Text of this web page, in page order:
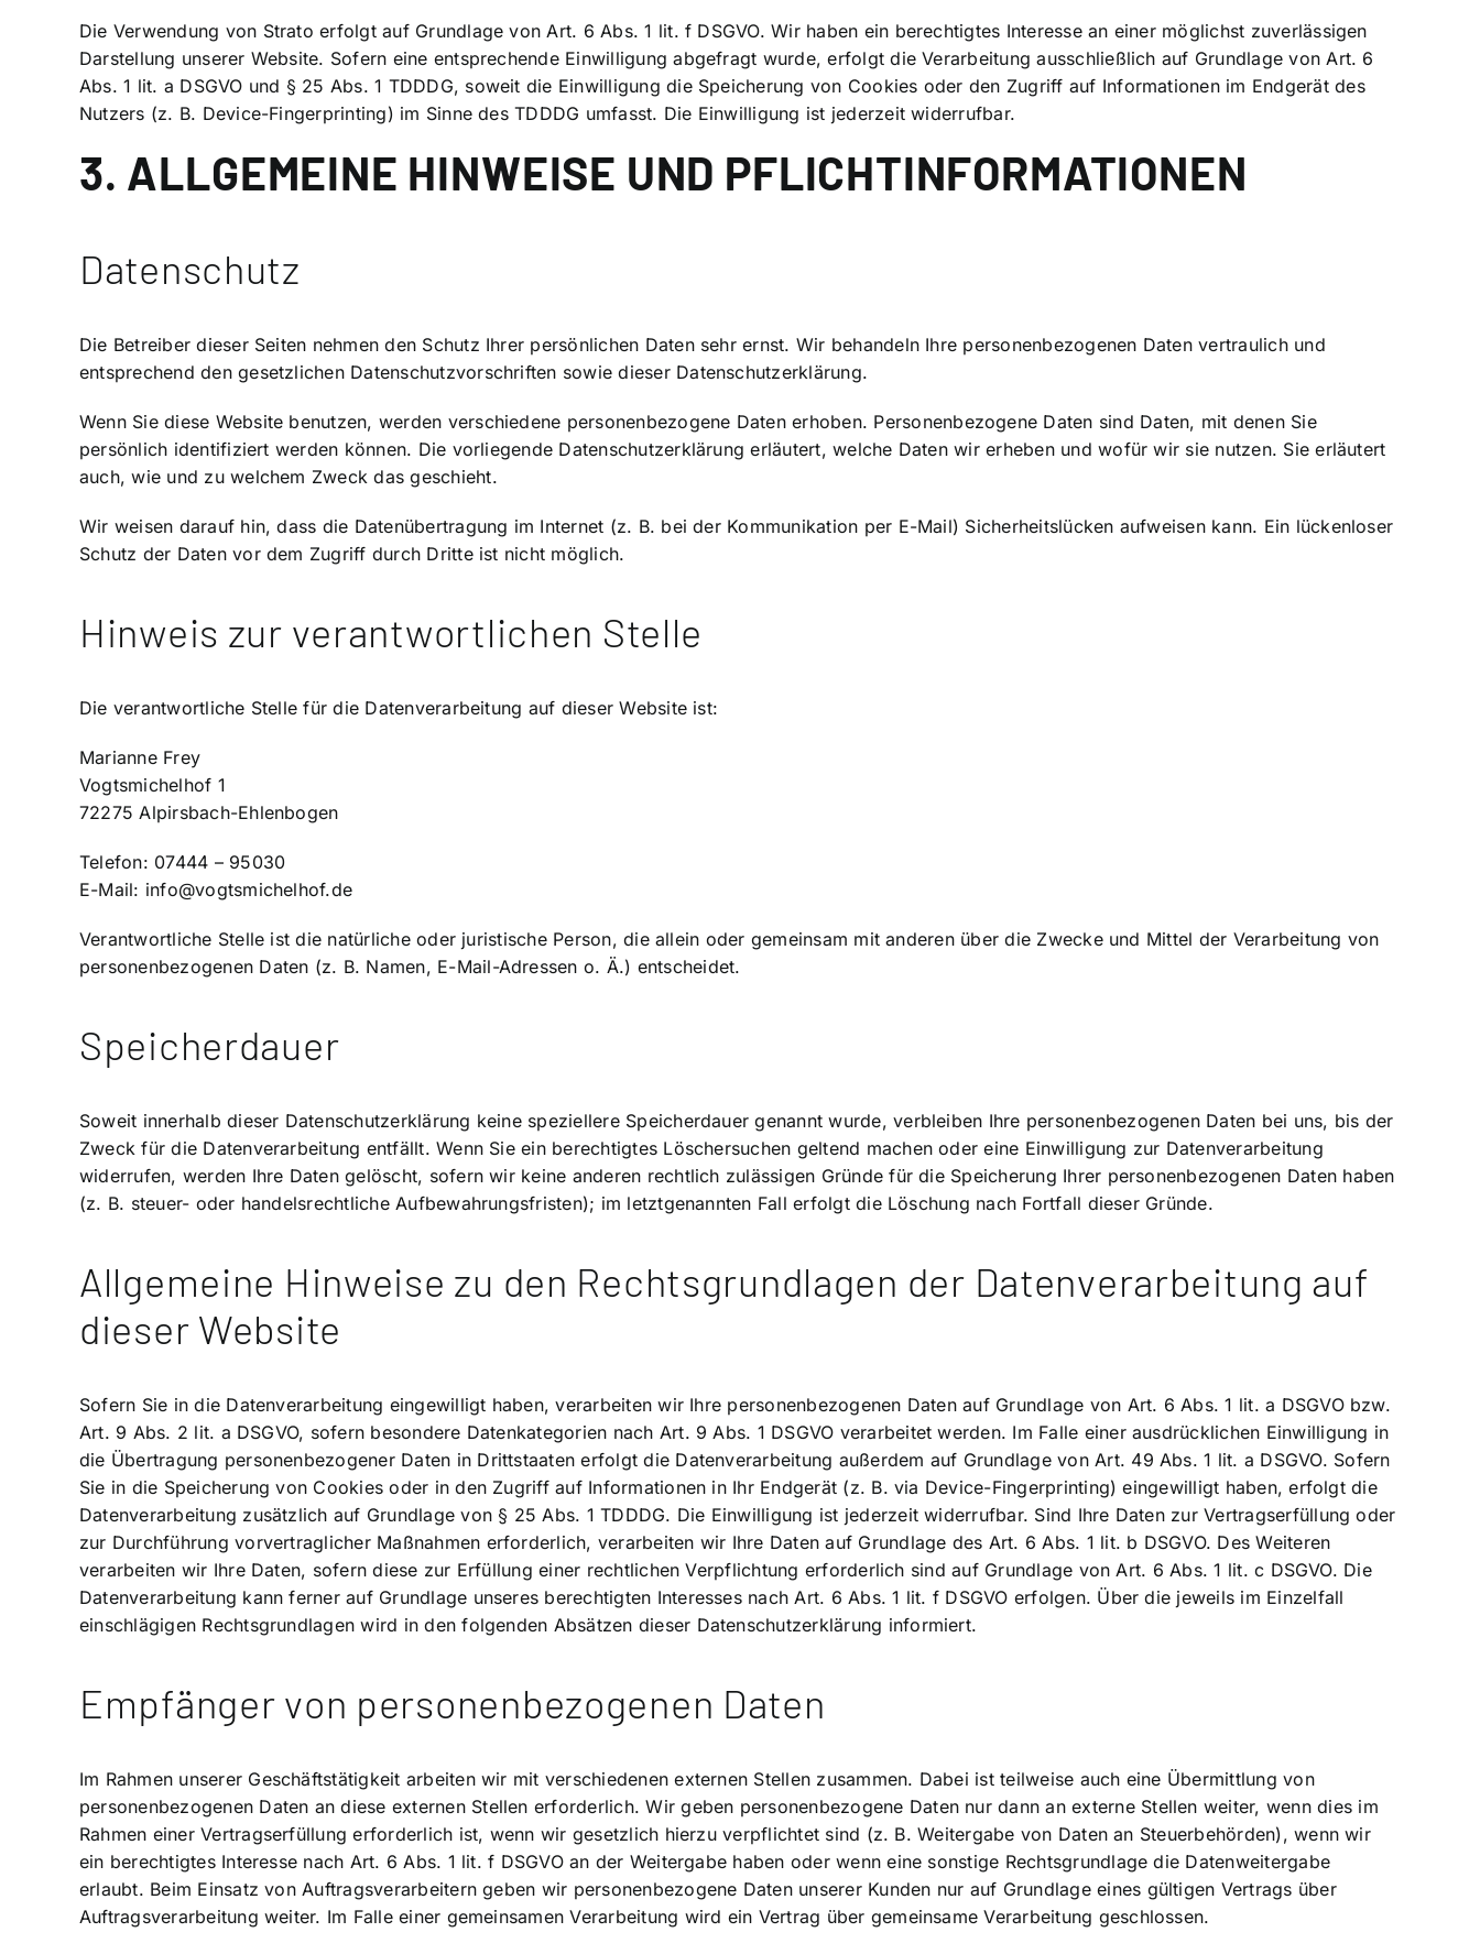
Die Verwendung von Strato erfolgt auf Grundlage von Art. 6 Abs. 1 lit. f DSGVO. Wir haben ein berechtigtes Interesse an einer möglichst zuverlässigen
Darstellung unserer Website. Sofern eine entsprechende Einwilligung abgefragt wurde, erfolgt die Verarbeitung ausschließlich auf Grundlage von Art. 6
Abs. 1 lit. a DSGVO und § 25 Abs. 1 TDDDG, soweit die Einwilligung die Speicherung von Cookies oder den Zugriff auf Informationen im Endgerät des
Nutzers (z. B. Device-Fingerprinting) im Sinne des TDDDG umfasst. Die Einwilligung ist jederzeit widerrufbar.
3. ALLGEMEINE HINWEISE UND PFLICHT­INFORMATIONEN
Datenschutz
Die Betreiber dieser Seiten nehmen den Schutz Ihrer persönlichen Daten sehr ernst. Wir behandeln Ihre personenbezogenen Daten vertraulich und
entsprechend den gesetzlichen Datenschutzvorschriften sowie dieser Datenschutzerklärung.
Wenn Sie diese Website benutzen, werden verschiedene personenbezogene Daten erhoben. Personenbezogene Daten sind Daten, mit denen Sie
persönlich identifiziert werden können. Die vorliegende Datenschutzerklärung erläutert, welche Daten wir erheben und wofür wir sie nutzen. Sie erläutert
auch, wie und zu welchem Zweck das geschieht.
Wir weisen darauf hin, dass die Datenübertragung im Internet (z. B. bei der Kommunikation per E-Mail) Sicherheitslücken aufweisen kann. Ein lückenloser
Schutz der Daten vor dem Zugriff durch Dritte ist nicht möglich.
Hinweis zur verantwortlichen Stelle
Die verantwortliche Stelle für die Datenverarbeitung auf dieser Website ist:
Marianne Frey
Vogtsmichelhof 1
72275 Alpirsbach-Ehlenbogen
Telefon: 07444 – 95030
E-Mail: info@vogtsmichelhof.de
Verantwortliche Stelle ist die natürliche oder juristische Person, die allein oder gemeinsam mit anderen über die Zwecke und Mittel der Verarbeitung von
personenbezogenen Daten (z. B. Namen, E-Mail-Adressen o. Ä.) entscheidet.
Speicherdauer
Soweit innerhalb dieser Datenschutzerklärung keine speziellere Speicherdauer genannt wurde, verbleiben Ihre personenbezogenen Daten bei uns, bis der
Zweck für die Datenverarbeitung entfällt. Wenn Sie ein berechtigtes Löschersuchen geltend machen oder eine Einwilligung zur Datenverarbeitung
widerrufen, werden Ihre Daten gelöscht, sofern wir keine anderen rechtlich zulässigen Gründe für die Speicherung Ihrer personenbezogenen Daten haben
(z. B. steuer- oder handelsrechtliche Aufbewahrungsfristen); im letztgenannten Fall erfolgt die Löschung nach Fortfall dieser Gründe.
Allgemeine Hinweise zu den Rechtsgrundlagen der Datenverarbeitung auf
dieser Website
Sofern Sie in die Datenverarbeitung eingewilligt haben, verarbeiten wir Ihre personenbezogenen Daten auf Grundlage von Art. 6 Abs. 1 lit. a DSGVO bzw.
Art. 9 Abs. 2 lit. a DSGVO, sofern besondere Datenkategorien nach Art. 9 Abs. 1 DSGVO verarbeitet werden. Im Falle einer ausdrücklichen Einwilligung in
die Übertragung personenbezogener Daten in Drittstaaten erfolgt die Datenverarbeitung außerdem auf Grundlage von Art. 49 Abs. 1 lit. a DSGVO. Sofern
Sie in die Speicherung von Cookies oder in den Zugriff auf Informationen in Ihr Endgerät (z. B. via Device-Fingerprinting) eingewilligt haben, erfolgt die
Datenverarbeitung zusätzlich auf Grundlage von § 25 Abs. 1 TDDDG. Die Einwilligung ist jederzeit widerrufbar. Sind Ihre Daten zur Vertragserfüllung oder
zur Durchführung vorvertraglicher Maßnahmen erforderlich, verarbeiten wir Ihre Daten auf Grundlage des Art. 6 Abs. 1 lit. b DSGVO. Des Weiteren
verarbeiten wir Ihre Daten, sofern diese zur Erfüllung einer rechtlichen Verpflichtung erforderlich sind auf Grundlage von Art. 6 Abs. 1 lit. c DSGVO. Die
Datenverarbeitung kann ferner auf Grundlage unseres berechtigten Interesses nach Art. 6 Abs. 1 lit. f DSGVO erfolgen. Über die jeweils im Einzelfall
einschlägigen Rechtsgrundlagen wird in den folgenden Absätzen dieser Datenschutzerklärung informiert.
Empfänger von personenbezogenen Daten
Im Rahmen unserer Geschäftstätigkeit arbeiten wir mit verschiedenen externen Stellen zusammen. Dabei ist teilweise auch eine Übermittlung von
personenbezogenen Daten an diese externen Stellen erforderlich. Wir geben personenbezogene Daten nur dann an externe Stellen weiter, wenn dies im
Rahmen einer Vertragserfüllung erforderlich ist, wenn wir gesetzlich hierzu verpflichtet sind (z. B. Weitergabe von Daten an Steuerbehörden), wenn wir
ein berechtigtes Interesse nach Art. 6 Abs. 1 lit. f DSGVO an der Weitergabe haben oder wenn eine sonstige Rechtsgrundlage die Datenweitergabe
erlaubt. Beim Einsatz von Auftragsverarbeitern geben wir personenbezogene Daten unserer Kunden nur auf Grundlage eines gültigen Vertrags über
Auftragsverarbeitung weiter. Im Falle einer gemeinsamen Verarbeitung wird ein Vertrag über gemeinsame Verarbeitung geschlossen.